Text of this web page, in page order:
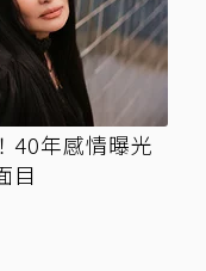
40年感情曝光
目